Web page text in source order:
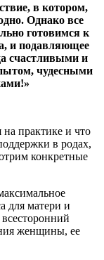
в котором,
Однако все
готовимся к
и подавляющее
счастливыми и
чудесными
на практике и что
в родах,
конкретные
для матери и
женщины, ее